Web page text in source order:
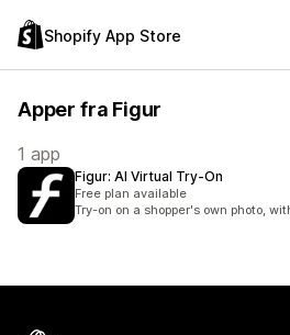
Shopify App Store
Apper fra Figur
1 app
Figur: AI Virtual Try‑On
Free plan available
Try-on on a shopper's own photo,